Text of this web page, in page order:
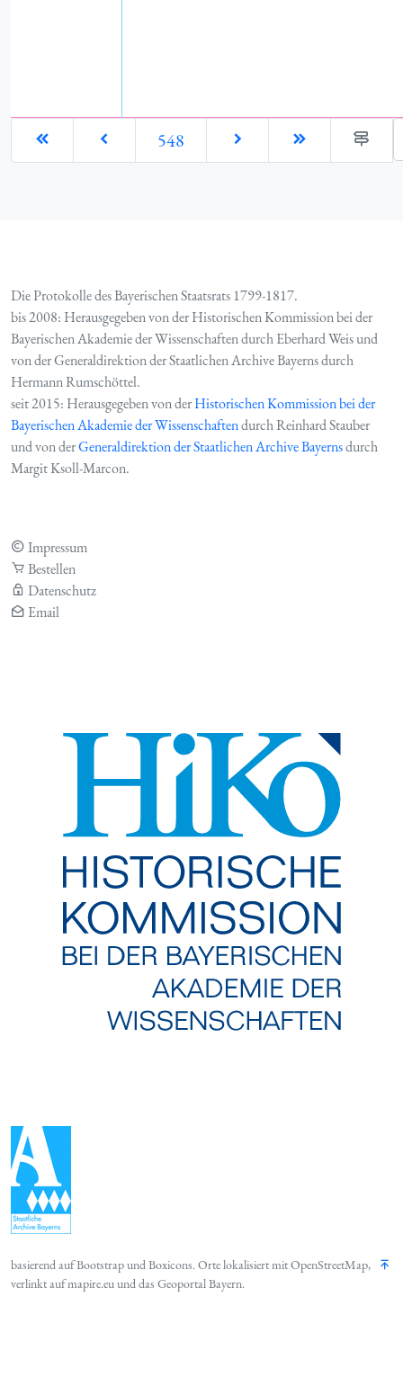
548
Die Protokolle des Bayerischen Staatsrats 1799-1817.
bis 2008: Herausgegeben von der Historischen Kommission bei der
Bayerischen Akademie der Wissenschaften durch Eberhard Weis und
von der Generaldirektion der Staatlichen Archive Bayerns durch
Hermann Rumschöttel.
seit 2015: Herausgegeben von derHistorischen Kommission bei der
Bayerischen Akademie der Wissenschaftendurch Reinhard Stauber
und von derGeneraldirektion der Staatlichen Archive Bayernsdurch
Margit Ksoll-Marcon.
Impressum
Bestellen
Datenschutz
Email
basierend aufBootstrapundBoxicons. Orte lokalisiert mitOpenStreetMap,
verlinkt aufmapire.euund das Geoportal Bayern.